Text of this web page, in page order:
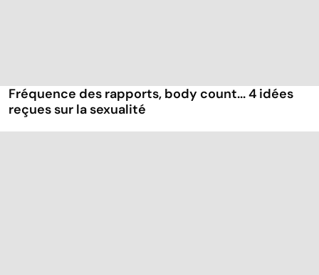
Fréquence des rapports, body count... 4 idées
reçues sur la sexualité